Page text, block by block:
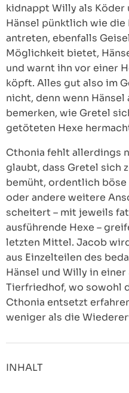
kidnappt Willy als Köder
Hänsel pünktlich wie die
antreten, ebenfalls
Möglichkeit bietet,
und warnt ihn vor einer
köpft. Alles gut also im
nicht, denn wenn
bemerken, wie Gretel
getöteten Hexe
Cthonia fehlt allerdings
glaubt, dass Gretel sich
bemüht, ordentlich böse
oder andere weitere
scheitert – mit jeweils
ausführende Hexe –
letzten Mittel. Jacob
aus Einzelteilen des
Hänsel und Willy in
Tierfriedhof, wo sowohl
Cthonia entsetzt
weniger als die
INHALT